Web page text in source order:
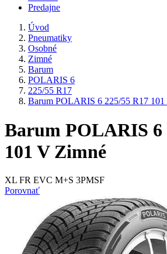
Predajne
Úvod
Pneumatiky
Osobné
Zimné
Barum
POLARIS 6
225/55 R17
Barum POLARIS 6 225/55 R17
Barum POLARIS 6
101 V Zimné
XL FR EVC M+S 3PMSF
Porovnať